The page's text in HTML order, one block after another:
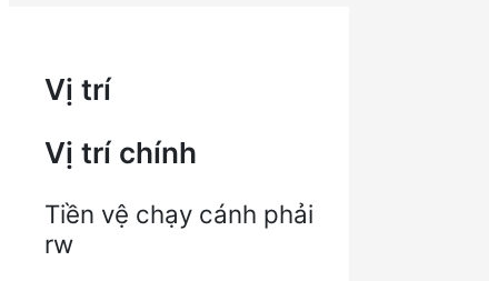
Vị trí
Vị trí chính
Tiền vệ chạy cánh phải
rw